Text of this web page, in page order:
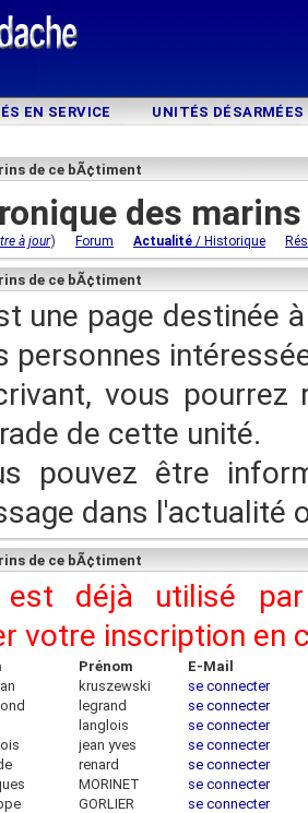
EN SERVICE UNITÉS DÉSARMÉES
de ce bÃ¢timent
des
à jour) Forum Actualité / Historique
de ce bÃ¢timent
une page destinée
personnes
vous
de cette unité.
pouvez être
dans l'actualité
de ce bÃ¢timent
est déjà utilisé
votre inscription en
Prénom
E-Mail
kruszewski
se connecter
legrand
se connecter
langlois
se connecter
jean yves
se connecter
renard
se connecter
MORINET
se connecter
GORLIER
se connecter